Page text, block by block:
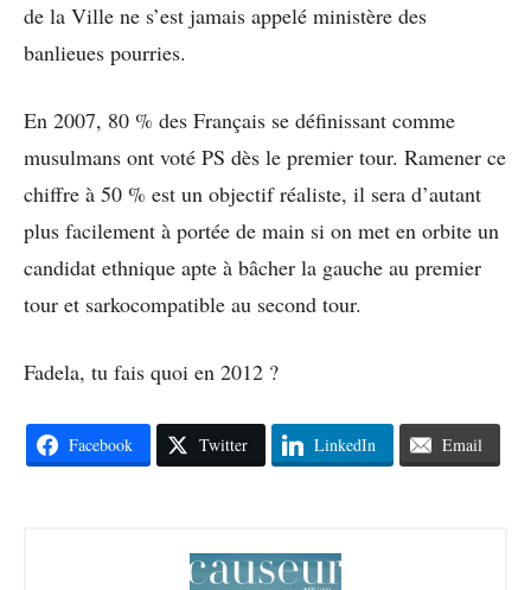
de la Ville ne s’est jamais appelé ministère des
banlieues pourries.
En 2007, 80 % des Français se définissant comme
musulmans ont voté PS dès le premier tour. Ramener ce
chiffre à 50 % est un objectif réaliste, il sera d’autant
plus facilement à portée de main si on met en orbite un
candidat ethnique apte à bâcher la gauche au premier
tour et sarkocompatible au second tour.
Fadela, tu fais quoi en 2012 ?
Facebook Twitter LinkedIn Email